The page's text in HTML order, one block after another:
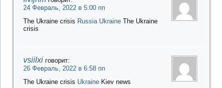
24 Февраль, 2022 в 5:00 пп
The Ukraine crisis Russia Ukraine The Ukraine
crisis
vsiilxi говорит:
26 Февраль, 2022 в 6:58 пп
The Ukraine crisis Ukraine Kiev news